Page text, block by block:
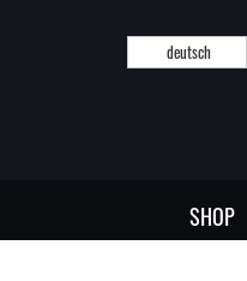
deutsch
SHOP